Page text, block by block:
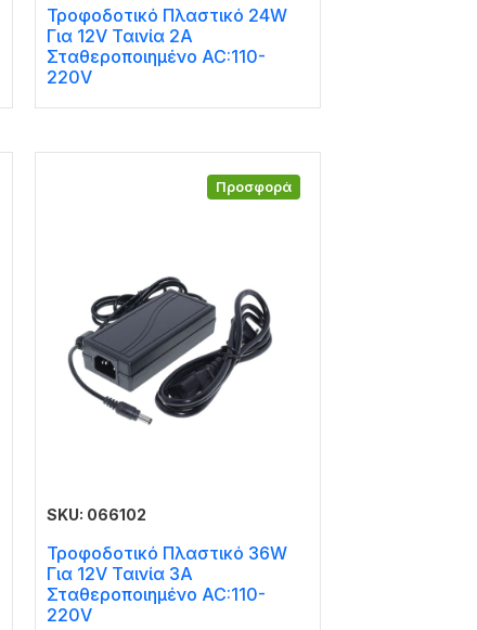
Τροφοδοτικό Πλαστικό 24W
Για 12V Ταινία 2A
Σταθεροποιημένο AC:110-
220V
Προσφορά
SKU: 066102
Τροφοδοτικό Πλαστικό 36W
Για 12V Ταινία 3A
Σταθεροποιημένο AC:110-
220V